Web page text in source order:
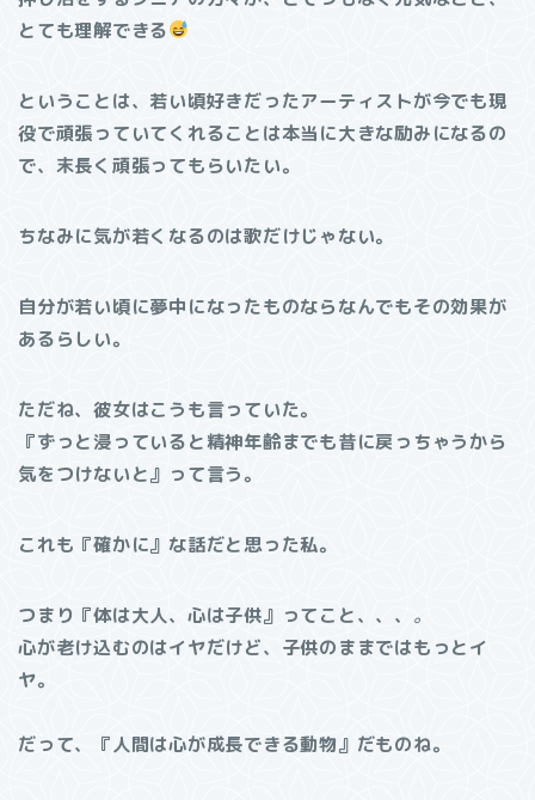
とても理解できる
ということは、若い頃好きだったアーティストが今でも現
役で頑張っていてくれることは本当に大きな励みになるの
で、末長く頑張ってもらいたい。
ちなみに気が若くなるのは歌だけじゃない。
自分が若い頃に夢中になったものならなんでもその効果が
あるらしい。
ただね、彼女はこうも言っていた。
『ずっと浸っていると精神年齢までも昔に戻っちゃうから
気をつけないと』って言う。
これも『確かに』な話だと思った私。
つまり『体は大人、心は子供』ってこと、、、 。
心が老け込むのはイヤだけど、子供のままではもっとイ
ヤ。
だって、『人間は心が成長できる動物』だものね。